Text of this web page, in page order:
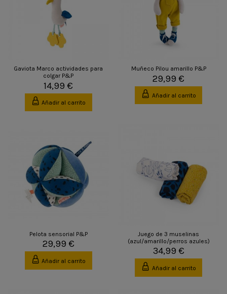
Gaviota Marco actividades para
colgar P&P
14,99 €
Añadir al carrito
Muñeco Pilou amarillo P&P
29,99 €
Añadir al carrito
Pelota sensorial P&P
29,99 €
Añadir al carrito
Juego de 3 muselinas
(azul/amarillo/perros azules)
34,99 €
Añadir al carrito